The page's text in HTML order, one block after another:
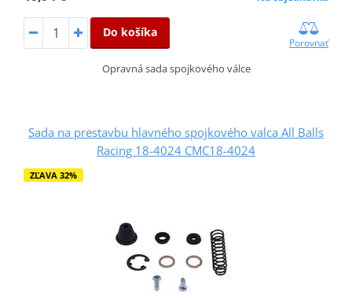
Do košíka
Porovnať
Opravná sada spojkového válce
Sada na prestavbu hlavného spojkového valca All Balls
Racing 18-4024 CMC18-4024
ZĽAVA 32%